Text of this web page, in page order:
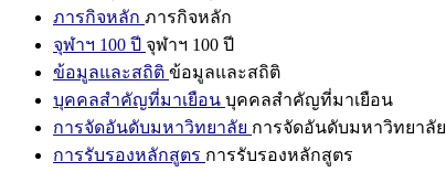
ภารกิจหลัก ภารกิจหลัก
จุฬาฯ 100 ปี จุฬาฯ 100 ปี
ข้อมูลและสถิติ ข้อมูลและสถิติ
บุคคลสำคัญที่มาเยือน บุคคลสำคัญที่มาเยือน
การจัดอันดับมหาวิทยาลัย การจัดอันดับมหาวิทยาลัย
การรับรองหลักสูตร การรับรองหลักสูตร